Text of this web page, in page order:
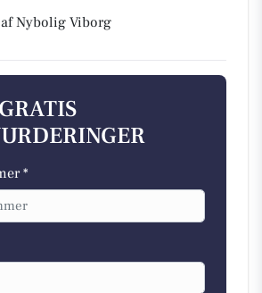
Nybolig Viborg
*